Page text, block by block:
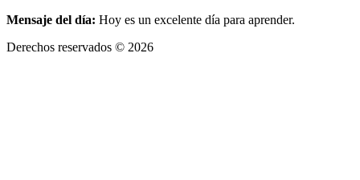
Mensaje del día: Hoy es un excelente día para aprender.
Derechos reservados © 2026